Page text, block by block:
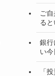
ご
る
銀行
い今
「